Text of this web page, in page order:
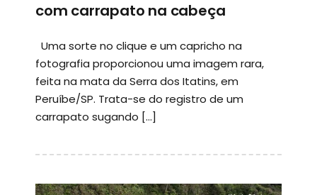
com carrapato na cabeça
Uma sorte no clique e um capricho na
fotografia proporcionou uma imagem rara,
feita na mata da Serra dos Itatins, em
Peruíbe/SP. Trata-se do registro de um
carrapato sugando […]